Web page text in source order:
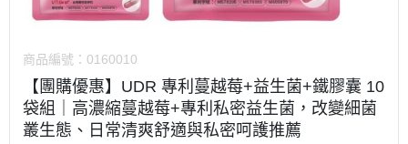
商品編號： 0160010
【團購優惠】UDR 專利蔓越莓+益生菌+鐵膠囊 10
袋組｜高濃縮蔓越莓+專利私密益生菌，改變細菌
叢生態、日常清爽舒適與私密呵護推薦